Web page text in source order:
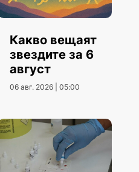
Какво вещаят
звездите за 6
август
06 авг. 2026 | 05:00